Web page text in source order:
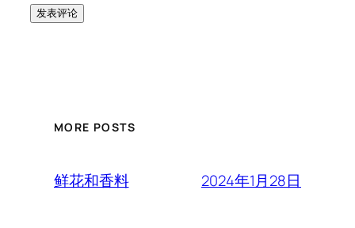
MORE POSTS
鲜花和香料 2024年1月28日